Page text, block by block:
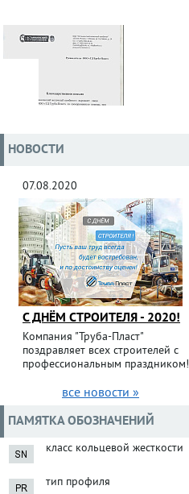
НОВОСТИ
07.08.2020
С ДНЁМ СТРОИТЕЛЯ - 2020!
Компания "Труба-Пласт"
поздравляет всех строителей с
профессиональным праздником!
все новости »
ПАМЯТКА ОБОЗНАЧЕНИЙ
класс кольцевой жесткости
тип профиля